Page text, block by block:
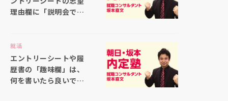
理由欄に「説明会で聞
ても大丈夫ですか
就活
エントリーシートや履
歴書の「趣味欄」は、
何を書いたら良いでし